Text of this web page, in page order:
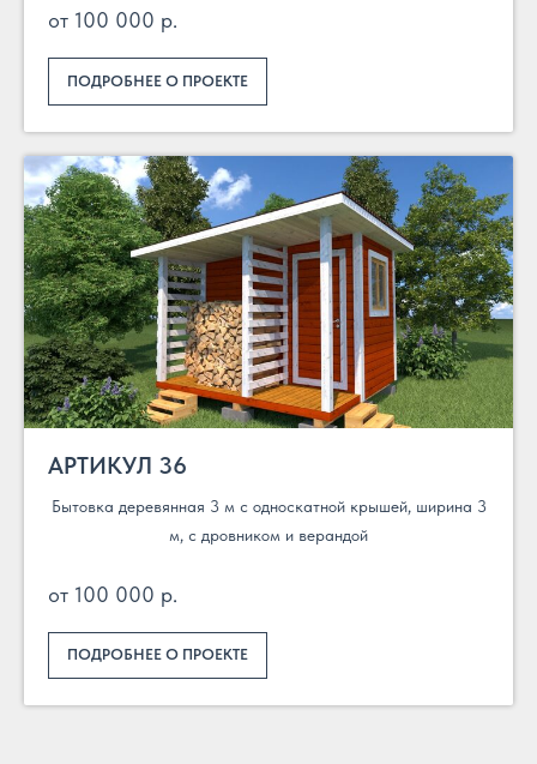
от 100 000 р.
ПОДРОБНЕЕ О ПРОЕКТЕ
АРТИКУЛ 36
Бытовка деревянная 3 м с односкатной крышей, ширина 3
м, с дровником и верандой
от 100 000 р.
ПОДРОБНЕЕ О ПРОЕКТЕ